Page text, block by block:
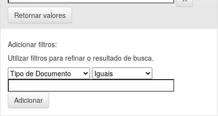
Retornar valores
Adicionar filtros:
Utilizar filtros para refinar o resultado de busca.